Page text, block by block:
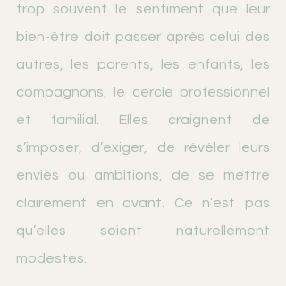
trop souvent le sentiment que leur
bien-être doit passer après celui des
autres, les parents, les enfants, les
compagnons, le cercle professionnel
et familial. Elles craignent de
s’imposer, d’exiger, de révéler leurs
envies ou ambitions, de se mettre
clairement en avant. Ce n’est pas
qu’elles soient naturellement
modestes.